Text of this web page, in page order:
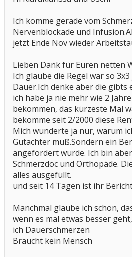
Ich komme gerade vom
Nervenblockade und
jetzt Ende Nov wieder
Lieben Dank für Euren netten
Ich glaube die Regel war so 3x3
Dauer.Ich denke aber die gibts
ich habe ja nie mehr wie 2
bekommen, das kürzeste Mal
bekomme seit 2/2000 diese
Mich wunderte ja nur, warum
Gutachter muß.Sondern ein
angefordert wurde. Ich bin
Schmerzdoc und Orthopäde.
alles ausgefüllt.
und seit 14 Tagen ist ihr
Manchmal glaube ich schon,
wenn es mal etwas besser
ich Dauerschmerzen
Braucht kein Mensch